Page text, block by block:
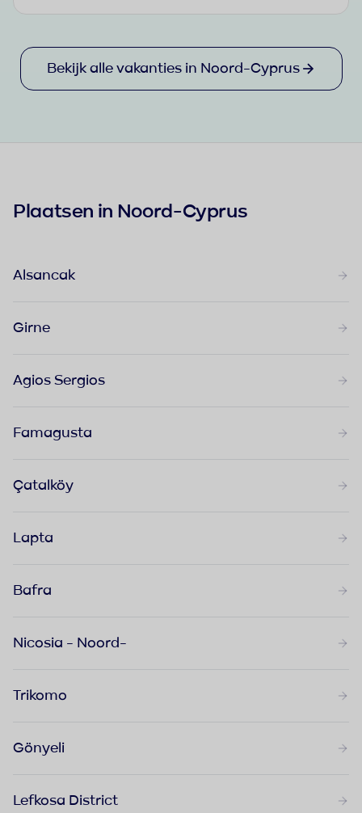
Bekijk alle vakanties in Noord-Cyprus
Plaatsen in Noord-Cyprus
Alsancak
Girne
Agios Sergios
Famagusta
Çatalköy
Lapta
Bafra
Nicosia - Noord-
Trikomo
Gönyeli
Lefkosa District